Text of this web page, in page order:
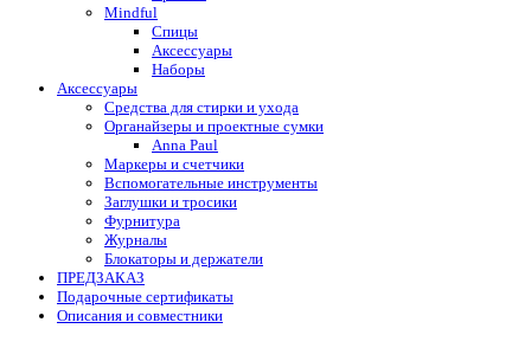
Mindful
Спицы
Аксессуары
Наборы
Аксессуары
Средства для стирки и ухода
Органайзеры и проектные сумки
Anna Paul
Маркеры и счетчики
Вспомогательные инструменты
Заглушки и тросики
Фурнитура
Журналы
Блокаторы и держатели
ПРЕДЗАКАЗ
Подарочные сертификаты
Описания и совместники